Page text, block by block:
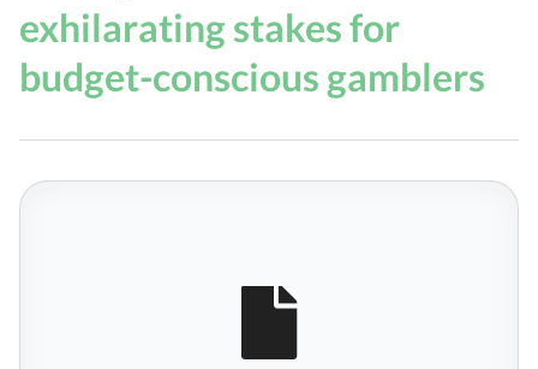
exhilarating stakes for
budget-conscious gamblers